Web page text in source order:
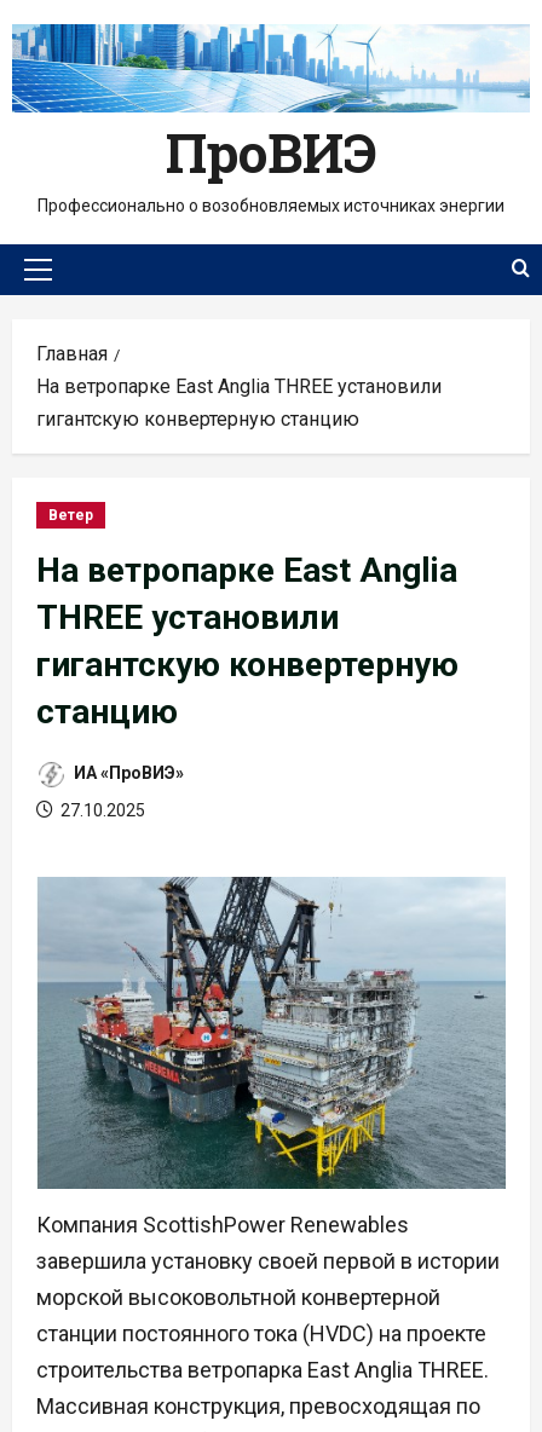
содержимому
ПроВИЭ
Профессионально о возобновляемых источниках энергии
Основное
Главная
На ветропарке East Anglia THREE установили
гигантскую конвертерную станцию
Ветер
На ветропарке East Anglia
THREE установили
гигантскую конвертерную
станцию
ИА «ПроВИЭ»
27.10.2025
Компания ScottishPower Renewables
завершила установку своей первой в истории
морской высоковольтной конвертерной
станции постоянного тока (HVDC) на проекте
строительства ветропарка East Anglia THREE.
Массивная конструкция, превосходящая по